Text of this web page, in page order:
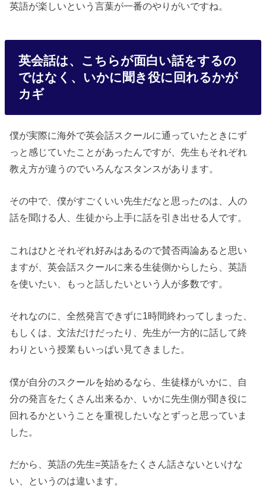
英語が楽しいという言葉が一番のやりがいですね。
英会話は、こちらが面白い話をするの
ではなく、いかに聞き役に回れるかが
カギ
僕が実際に海外で英会話スクールに通っていたときにず
っと感じていたことがあったんですが、先生もそれぞれ
教え方が違うのでいろんなスタンスがあります。
その中で、僕がすごくいい先生だなと思ったのは、人の
話を聞ける人、生徒から上手に話を引き出せる人です。
これはひとそれぞれ好みはあるので賛否両論あると思い
ますが、英会話スクールに来る生徒側からしたら、英語
を使いたい、もっと話したいという人が多数です。
それなのに、全然発言できずに1時間終わってしまった、
もしくは、文法だけだったり、先生が一方的に話して終
わりという授業もいっぱい見てきました。
僕が自分のスクールを始めるなら、生徒様がいかに、自
分の発言をたくさん出来るか、いかに先生側が聞き役に
回れるかということを重視したいなとずっと思っていま
した。
だから、英語の先生=英語をたくさん話さないといけな
い、というのは違います。